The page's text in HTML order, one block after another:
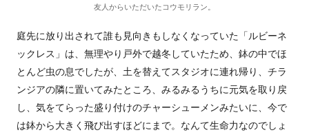
友人からいただいたコウモリラン。
庭先に放り出されて誰も見向きもしなくなっていた「ルビーネ
ックレス」は、無理やり戸外で越冬していたため、鉢の中でほ
とんど虫の息でしたが、土を替えてスタジオに連れ帰り、チラ
ンジアの隣に置いてみたところ、みるみるうちに元気を取り戻
し、気をてらった盛り付けのチャーシューメンみたいに、今で
は鉢から大きく飛び出すほどにまで。なんて生命力なのでしょ